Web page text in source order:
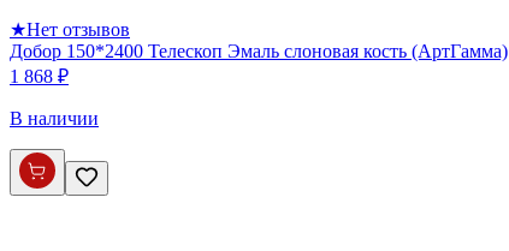
★Нет отзывов
Добор 150*2400 Телескоп Эмаль слоновая кость (АртГамма)
1 868 ₽
В наличии